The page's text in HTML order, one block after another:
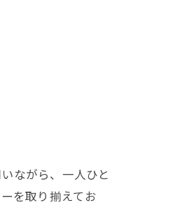
ながら、一人ひと
を取り揃えてお